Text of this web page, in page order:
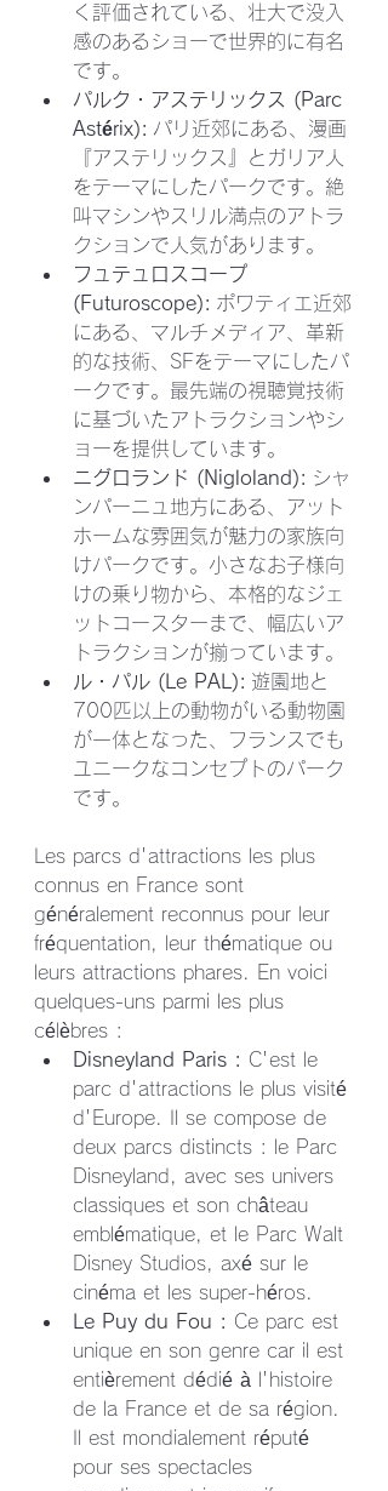
く評価されている、壮大で没入
感のあるショーで世界的に有名
です。
パルク・アステリックス (Parc
Astérix): パリ近郊にある、漫画
『アステリックス』とガリア人
をテーマにしたパークです。絶
叫マシンやスリル満点のアトラ
クションで人気があります。
フュテュロスコープ
(Futuroscope): ポワティエ近郊
にある、マルチメディア、革新
的な技術、SFをテーマにしたパ
ークです。最先端の視聴覚技術
に基づいたアトラクションやシ
ョーを提供しています。
ニグロランド (Nigloland): シャ
ンパーニュ地方にある、アット
ホームな雰囲気が魅力の家族向
けパークです。小さなお子様向
けの乗り物から、本格的なジェ
ットコースターまで、幅広いア
トラクションが揃っています。
ル・パル (Le PAL): 遊園地と
700匹以上の動物がいる動物園
が一体となった、フランスでも
ユニークなコンセプトのパーク
です。
Les parcs d'attractions les plus
connus en France sont
généralement reconnus pour leur
fréquentation, leur thématique ou
leurs attractions phares. En voici
quelques-uns parmi les plus
célèbres :
Disneyland Paris : C'est le
parc d'attractions le plus visité
d'Europe. Il se compose de
deux parcs distincts : le Parc
Disneyland, avec ses univers
classiques et son château
emblématique, et le Parc Walt
Disney Studios, axé sur le
cinéma et les super-héros.
Le Puy du Fou : Ce parc est
unique en son genre car il est
entièrement dédié à l'histoire
de la France et de sa région.
Il est mondialement réputé
pour ses spectacles